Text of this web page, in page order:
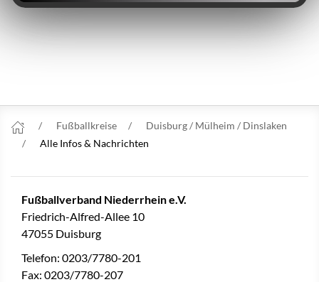
Fußballkreise
Duisburg / Mülheim / Dinslaken
Alle Infos & Nachrichten
Fußballverband Niederrhein e.V.
Friedrich-Alfred-Allee 10
47055 Duisburg
Telefon: 0203/7780-201
Fax: 0203/7780-207